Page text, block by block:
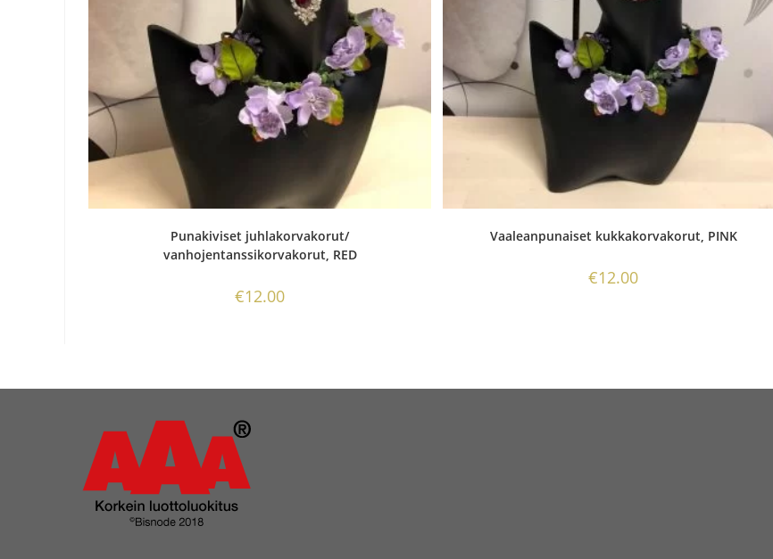
Punakiviset juhlakorvakorut/
vanhojentanssikorvakorut, RED
€12.00
Vaaleanpunaiset kukkakorvakorut, PINK
€12.00